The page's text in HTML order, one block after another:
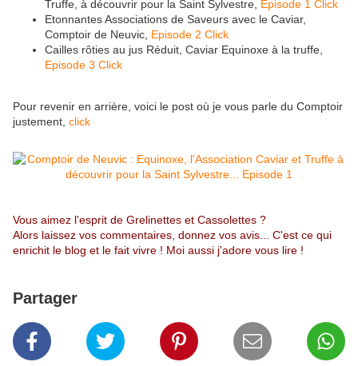
Truffe, à découvrir pour la Saint Sylvestre, Episode 1 Click
Etonnantes Associations de Saveurs avec le Caviar,
Comptoir de Neuvic, Episode 2 Click
Cailles rôties au jus Réduit, Caviar Equinoxe à la truffe,
Episode 3 Click
Pour revenir en arrière, voici le post où je vous parle du Comptoir
justement, click
Vous aimez l'esprit de Grelinettes et Cassolettes ?
Alors laissez vos commentaires, donnez vos avis... C'est ce qui
enrichit le blog et le fait vivre ! Moi aussi j'adore vous lire !
Partager